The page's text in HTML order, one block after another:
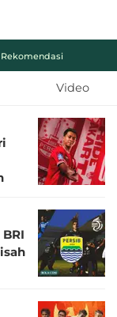
Rekomendasi
Video